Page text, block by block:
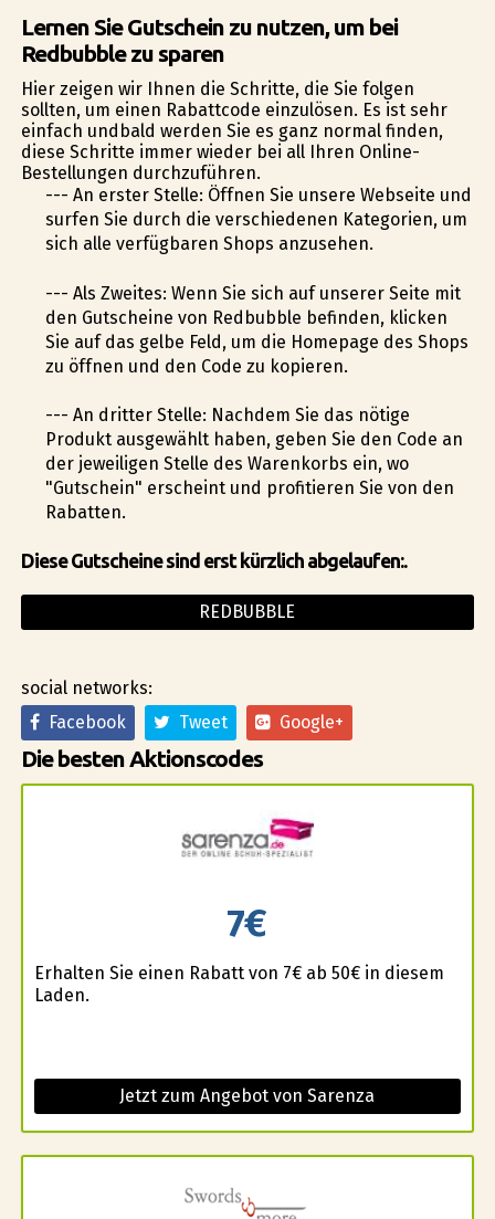
Lernen Sie Gutschein zu nutzen, um bei
Redbubble zu sparen
Hier zeigen wir Ihnen die Schritte, die Sie folgen
sollten, um einen Rabattcode einzulösen. Es ist sehr
einfach undbald werden Sie es ganz normal finden,
diese Schritte immer wieder bei all Ihren Online-
Bestellungen durchzuführen.
--- An erster Stelle: Öffnen Sie unsere Webseite und
surfen Sie durch die verschiedenen Kategorien, um
sich alle verfügbaren Shops anzusehen.
--- Als Zweites: Wenn Sie sich auf unserer Seite mit
den Gutscheine von Redbubble befinden, klicken
Sie auf das gelbe Feld, um die Homepage des Shops
zu öffnen und den Code zu kopieren.
--- An dritter Stelle: Nachdem Sie das nötige
Produkt ausgewählt haben, geben Sie den Code an
der jeweiligen Stelle des Warenkorbs ein, wo
"Gutschein" erscheint und profitieren Sie von den
Rabatten.
Diese Gutscheine sind erst kürzlich abgelaufen:.
REDBUBBLE
social networks:
Facebook
Tweet Google+
Die besten Aktionscodes
7€
Erhalten Sie einen Rabatt von 7€ ab 50€ in diesem
Laden.
Jetzt zum Angebot von Sarenza